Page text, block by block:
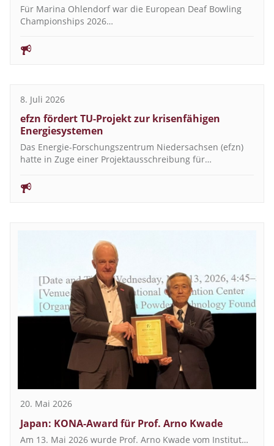
Für Marina Ohlendorf war die European Deaf Bowling
Championships 2026…
8. Juli 2026
efzn fördert TU-Projekt zur krisenfähigen
Energiesystemen
Das Energie-Forschungszentrum Niedersachsen (efzn)
hatte in Zuge einer Projektausschreibung für…
20. Mai 2026
Japan: KONA-Award für Prof. Arno Kwade
Am 13. Mai 2026 wurde Prof. Arno Kwade vom Institut…